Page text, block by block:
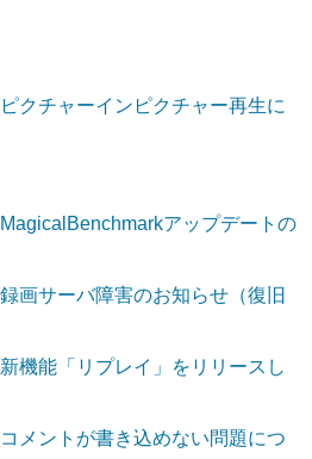
ピクチャーインピクチャー再生に
MagicalBenchmarkアップデートの
録画サーバ障害のお知らせ（復旧
新機能「リプレイ」をリリースし
コメントが書き込めない問題につ